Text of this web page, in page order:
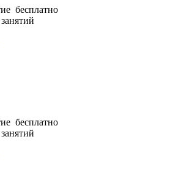
бесплатно
занятий
бесплатно
занятий